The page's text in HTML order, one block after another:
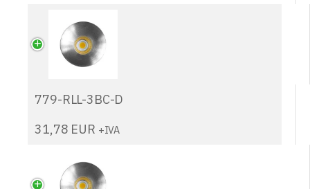
779-RLL-3BC-D
31,78 EUR +IVA